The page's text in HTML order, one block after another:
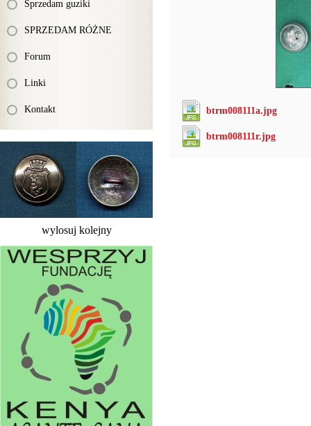
Sprzedam guziki
SPRZEDAM RÓŻNE
Forum
Linki
Kontakt
wylosuj kolejny
btrm008111a.jpg
btrm008111r.jpg